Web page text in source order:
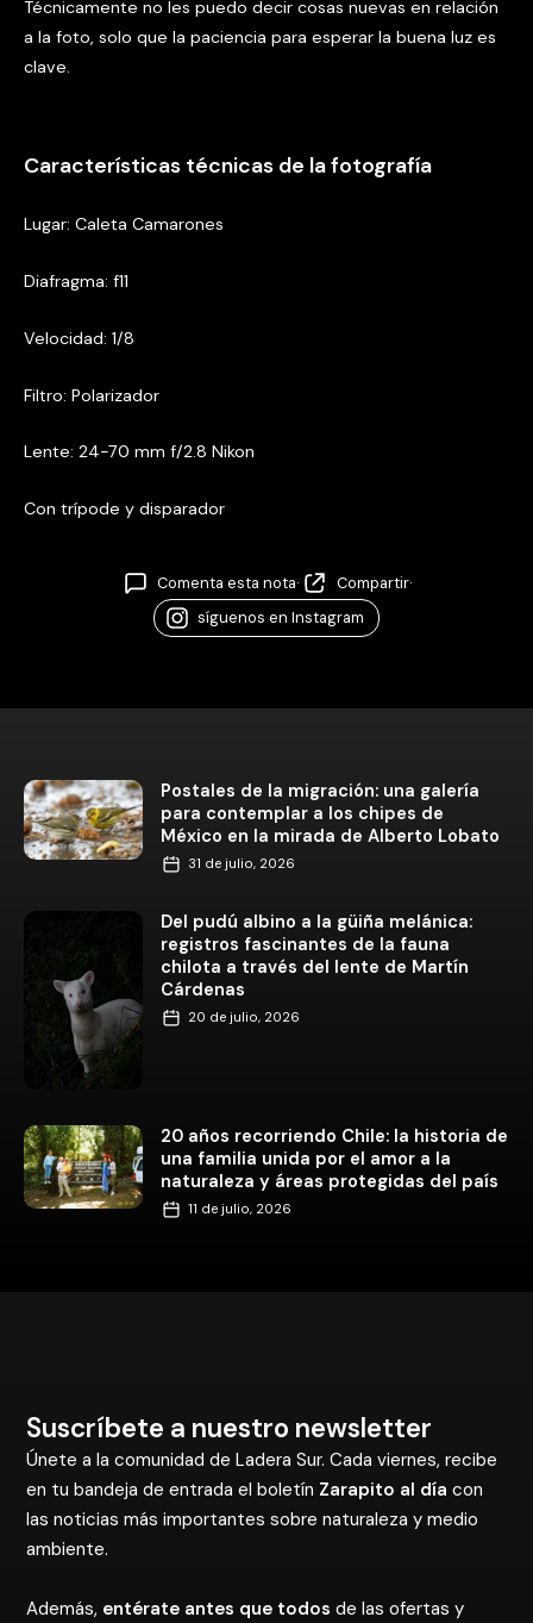
Técnicamente no les puedo decir cosas nuevas en relación
a la foto, solo que la paciencia para esperar la buena luz es
clave.
Características técnicas de la fotografía
Lugar: Caleta Camarones
Diafragma: f11
Velocidad: 1/8
Filtro: Polarizador
Lente: 24-70 mm f/2.8 Nikon
Con trípode y disparador
Comenta esta nota· Compartir·
síguenos en Instagram
Postales de la migración: una galería
para contemplar a los chipes de
México en la mirada de Alberto Lobato
31 de julio, 2026
Del pudú albino a la güiña melánica:
registros fascinantes de la fauna
chilota a través del lente de Martín
Cárdenas
20 de julio, 2026
20 años recorriendo Chile: la historia de
una familia unida por el amor a la
naturaleza y áreas protegidas del país
11 de julio, 2026
Suscríbete a nuestro newsletter
Únete a la comunidad de Ladera Sur. Cada viernes, recibe
en tu bandeja de entrada el boletín Zarapito al día con
las noticias más importantes sobre naturaleza y medio
ambiente.
Además, entérate antes que todos de las ofertas y